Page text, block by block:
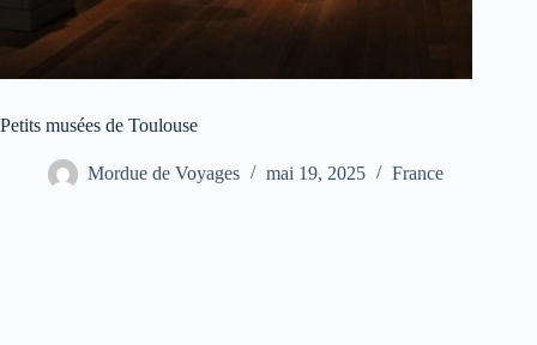
Petits musées de Toulouse
Mordue de Voyages mai 19, 2025 France